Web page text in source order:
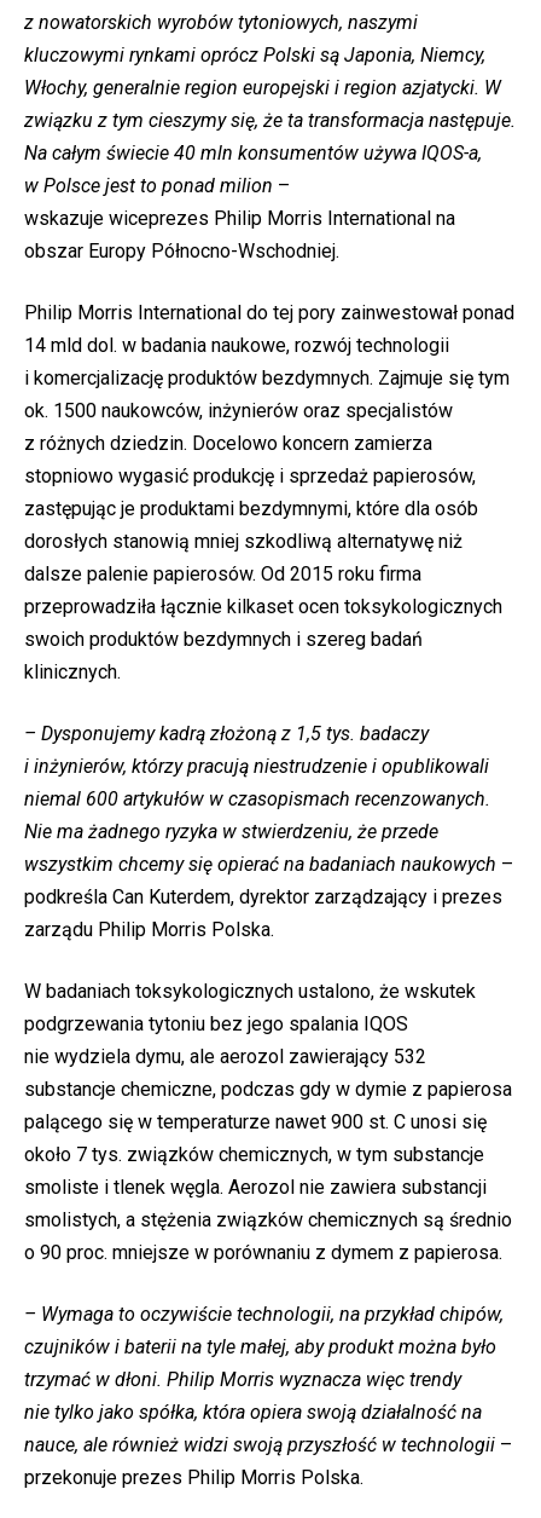
z nowatorskich wyrobów tytoniowych, naszymi
kluczowymi rynkami oprócz Polski są Japonia, Niemcy,
Włochy, generalnie region europejski i region azjatycki. W
związku z tym cieszymy się, że ta transformacja następuje.
Na całym świecie 40 mln konsumentów używa IQOS-a,
w Polsce jest to ponad milion –
wskazuje wiceprezes Philip Morris International na
obszar Europy Północno-Wschodniej.
Philip Morris International do tej pory zainwestował ponad
14 mld dol. w badania naukowe, rozwój technologii
i komercjalizację produktów bezdymnych. Zajmuje się tym
ok. 1500 naukowców, inżynierów oraz specjalistów
z różnych dziedzin. Docelowo koncern zamierza
stopniowo wygasić produkcję i sprzedaż papierosów,
zastępując je produktami bezdymnymi, które dla osób
dorosłych stanowią mniej szkodliwą alternatywę niż
dalsze palenie papierosów. Od 2015 roku firma
przeprowadziła łącznie kilkaset ocen toksykologicznych
swoich produktów bezdymnych i szereg badań
klinicznych.
– Dysponujemy kadrą złożoną z 1,5 tys. badaczy
i inżynierów, którzy pracują niestrudzenie i opublikowali
niemal 600 artykułów w czasopismach recenzowanych.
Nie ma żadnego ryzyka w stwierdzeniu, że przede
wszystkim chcemy się opierać na badaniach naukowych –
podkreśla Can Kuterdem, dyrektor zarządzający i prezes
zarządu Philip Morris Polska.
W badaniach toksykologicznych ustalono, że wskutek
podgrzewania tytoniu bez jego spalania IQOS
nie wydziela dymu, ale aerozol zawierający 532
substancje chemiczne, podczas gdy w dymie z papierosa
palącego się w temperaturze nawet 900 st. C unosi się
około 7 tys. związków chemicznych, w tym substancje
smoliste i tlenek węgla. Aerozol nie zawiera substancji
smolistych, a stężenia związków chemicznych są średnio
o 90 proc. mniejsze w porównaniu z dymem z papierosa.
– Wymaga to oczywiście technologii, na przykład chipów,
czujników i baterii na tyle małej, aby produkt można było
trzymać w dłoni. Philip Morris wyznacza więc trendy
nie tylko jako spółka, która opiera swoją działalność na
nauce, ale również widzi swoją przyszłość w technologii –
przekonuje prezes Philip Morris Polska.